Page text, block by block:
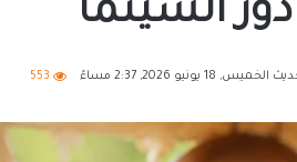
السينما
18 يونيو 2026, 2:37 مساءً 553